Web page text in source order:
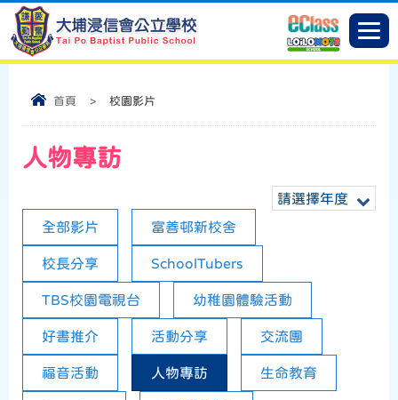
首頁 > 校園影片
人物專訪
請選擇年度
全部影片
富善邨新校舍
校長分享 SchoolTubers
TBS校園電視台 幼稚園體驗活動
好書推介 活動分享 交流團
福音活動 人物專訪 生命教育